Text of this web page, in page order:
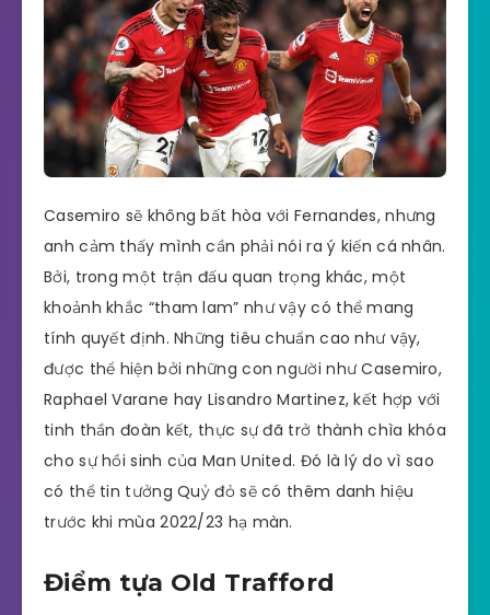
Casemiro sẽ không bất hòa với Fernandes, nhưng
anh cảm thấy mình cần phải nói ra ý kiến cá nhân.
Bởi, trong một trận đấu quan trọng khác, một
khoảnh khắc “tham lam” như vậy có thể mang
tính quyết định. Những tiêu chuẩn cao như vậy,
được thể hiện bởi những con người như Casemiro,
Raphael Varane hay Lisandro Martinez, kết hợp với
tinh thần đoàn kết, thực sự đã trở thành chìa khóa
cho sự hồi sinh của Man United. Đó là lý do vì sao
có thể tin tưởng Quỷ đỏ sẽ có thêm danh hiệu
trước khi mùa 2022/23 hạ màn.
Điểm tựa Old Trafford